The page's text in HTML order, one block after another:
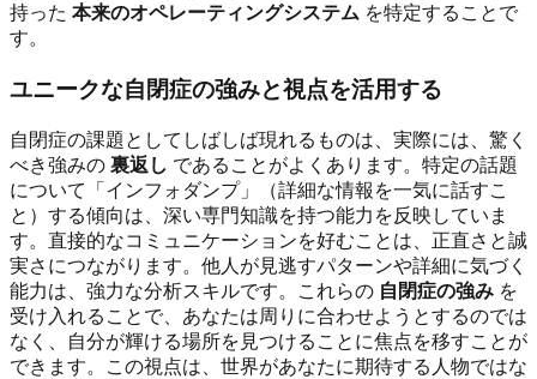
持った 本来のオペレーティングシステム を特定することで
す。
ユニークな自閉症の強みと視点を活用する
自閉症の課題としてしばしば現れるものは、実際には、驚く
べき強みの 裏返し であることがよくあります。特定の話題
について「インフォダンプ」（詳細な情報を一気に話すこ
と）する傾向は、深い専門知識を持つ能力を反映していま
す。直接的なコミュニケーションを好むことは、正直さと誠
実さにつながります。他人が見逃すパターンや詳細に気づく
能力は、強力な分析スキルです。これらの 自閉症の強み を
受け入れることで、あなたは周りに合わせようとするのでは
なく、自分が輝ける場所を見つけることに焦点を移すことが
できます。この視点は、世界があなたに期待する人物ではな